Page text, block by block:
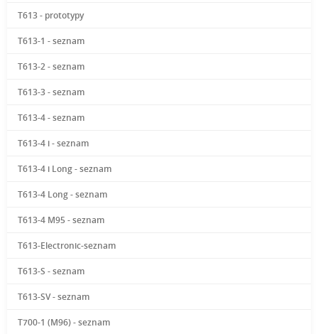
T613 - prototypy
T613-1 - seznam
T613-2 - seznam
T613-3 - seznam
T613-4 - seznam
T613-4 i - seznam
T613-4 i Long - seznam
T613-4 Long - seznam
T613-4 M95 - seznam
T613-Electronic-seznam
T613-S - seznam
T613-SV - seznam
T700-1 (M96) - seznam